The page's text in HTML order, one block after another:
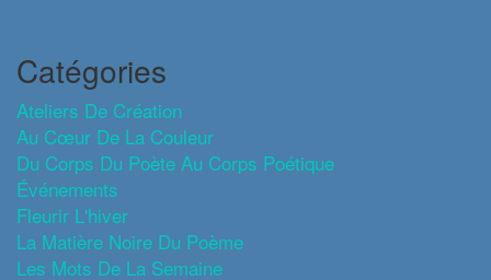
Catégories
Ateliers De Création
Au Cœur De La Couleur
Du Corps Du Poète Au Corps Poétique
Événements
Fleurir L'hiver
La Matière Noire Du Poème
Les Mots De La Semaine